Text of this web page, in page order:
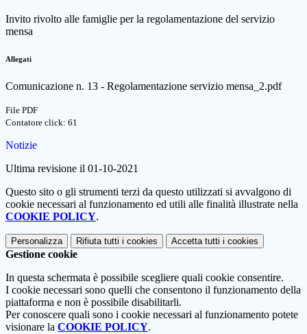
Invito rivolto alle famiglie per la regolamentazione del servizio
mensa
Allegati
Comunicazione n. 13 - Regolamentazione servizio mensa_2.pdf
File PDF
Contatore click: 61
Notizie
Ultima revisione il 01-10-2021
Questo sito o gli strumenti terzi da questo utilizzati si avvalgono di
cookie necessari al funzionamento ed utili alle finalità illustrate nella
COOKIE POLICY.
Personalizza Rifiuta tutti i cookies Accetta tutti i cookies
Gestione cookie
In questa schermata è possibile scegliere quali cookie consentire.
I cookie necessari sono quelli che consentono il funzionamento della
piattaforma e non è possibile disabilitarli.
Per conoscere quali sono i cookie necessari al funzionamento potete
visionare la COOKIE POLICY.